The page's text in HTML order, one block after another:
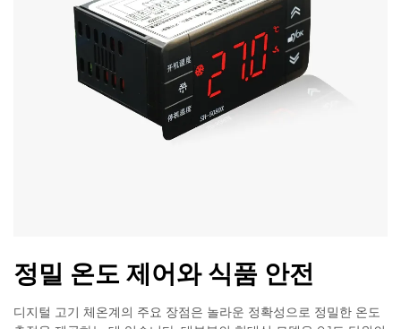
정밀 온도 제어와 식품 안전
디지털 고기 체온계의 주요 장점은 놀라운 정확성으로 정밀한 온도